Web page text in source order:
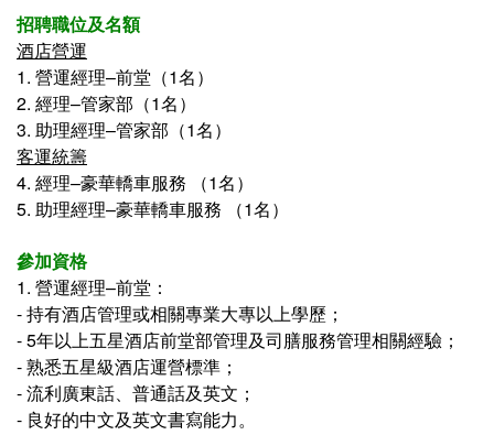
招聘職位及名額
酒店營運
1. 營運經理–前堂（1名）
2. 經理–管家部（1名）
3. 助理經理–管家部（1名）
客運統籌
4. 經理–豪華轎車服務 （1名）
5. 助理經理–豪華轎車服務 （1名）
參加資格
1. 營運經理–前堂：
- 持有酒店管理或相關專業大專以上學歷；
- 5年以上五星酒店前堂部管理及司膳服務管理相關經驗；
- 熟悉五星級酒店運營標準；
- 流利廣東話、普通話及英文；
- 良好的中文及英文書寫能力。